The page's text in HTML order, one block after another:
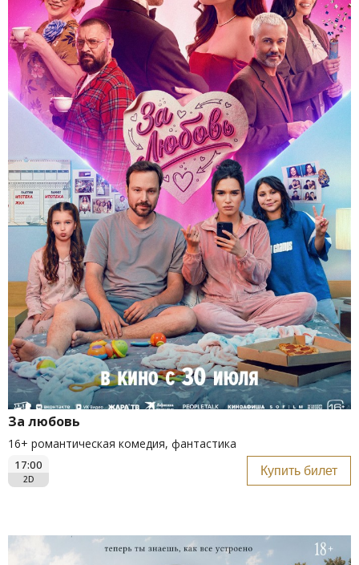
За любовь
16+ романтическая комедия, фантастика
17:00
2D
Купить билет